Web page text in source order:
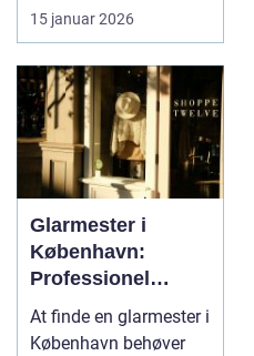
mange familier og
virksomheder ...
15 januar 2026
Glarmester i
København:
Professionel
løsning til alle
behov
At finde en glarmester i
København behøver